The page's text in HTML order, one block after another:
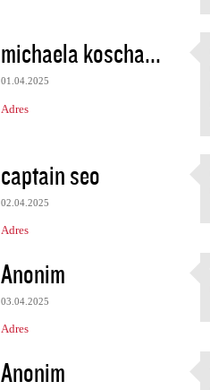
michaela koscha...
01.04.2025
Adres
captain seo
02.04.2025
Adres
Anonim
03.04.2025
Adres
Anonim